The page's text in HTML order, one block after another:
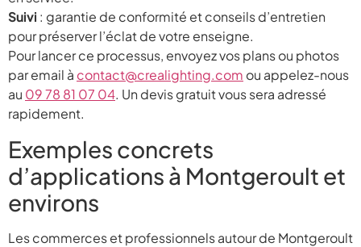
Suivi : garantie de conformité et conseils d’entretien
pour préserver l’éclat de votre enseigne.
Pour lancer ce processus, envoyez vos plans ou photos
par email à contact@crealighting.com ou appelez-nous
au 09 78 81 07 04. Un devis gratuit vous sera adressé
rapidement.
Exemples concrets
d’applications à Montgeroult et
environs
Les commerces et professionnels autour de Montgeroult